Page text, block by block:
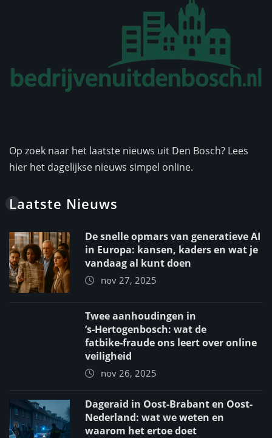
Op zoek naar het laatste nieuws uit Den Bosch? Lees
hier het dagelijkse nieuws simpel online.
Laatste Nieuws
De snelle opmars van generatieve AI
in Europa: kansen, kaders en wat je
vandaag al kunt doen
nov 27, 2025
Twee aanhoudingen in
’s‑Hertogenbosch: wat de
fatbike‑fraude ons leert over online
veiligheid
nov 26, 2025
Dageraid in Oost-Brabant en Oost-
Nederland: wat we weten en
waarom het ertoe doet